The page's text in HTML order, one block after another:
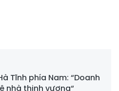
Tĩnh phía Nam: “Doanh
nhà thịnh vượng“